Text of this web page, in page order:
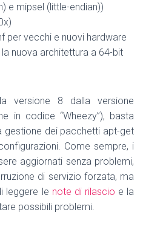
e mipsel (little-endian))
per vecchi e nuovi hardware
nuova architettura a 64-bit
versione 8 dalla versione
in codice “Wheezy”), basta
gestione dei pacchetti apt-get
Come sempre, i
aggiornati senza problemi,
di servizio forzata, ma
leggere le note di rilascio e la
possibili problemi.